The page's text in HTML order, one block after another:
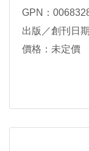
GPN：
出版／創刊日
價格：未定價